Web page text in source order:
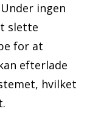
ingen
slette
for at
efterlade
hvilket